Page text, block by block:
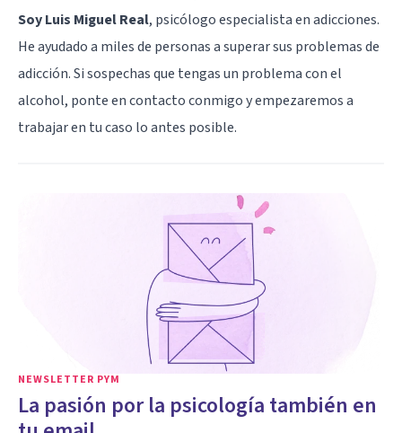
Soy Luis Miguel Real, psicólogo especialista en adicciones.
He ayudado a miles de personas a superar sus problemas de
adicción. Si sospechas que tengas un problema con el
alcohol, ponte en contacto conmigo y empezaremos a
trabajar en tu caso lo antes posible.
NEWSLETTER PYM
La pasión por la psicología también en